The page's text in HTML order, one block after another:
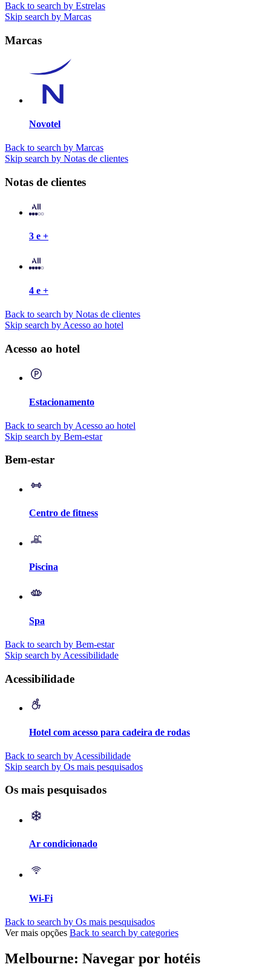
Back to search by Estrelas
Skip search by Marcas
Marcas
Novotel
Back to search by Marcas
Skip search by Notas de clientes
Notas de clientes
3 e +
4 e +
Back to search by Notas de clientes
Skip search by Acesso ao hotel
Acesso ao hotel
Estacionamento
Back to search by Acesso ao hotel
Skip search by Bem-estar
Bem-estar
Centro de fitness
Piscina
Spa
Back to search by Bem-estar
Skip search by Acessibilidade
Acessibilidade
Hotel com acesso para cadeira de rodas
Back to search by Acessibilidade
Skip search by Os mais pesquisados
Os mais pesquisados
Ar condicionado
Wi-Fi
Back to search by Os mais pesquisados
Ver mais opções Back to search by categories
Melbourne: Navegar por hotéis